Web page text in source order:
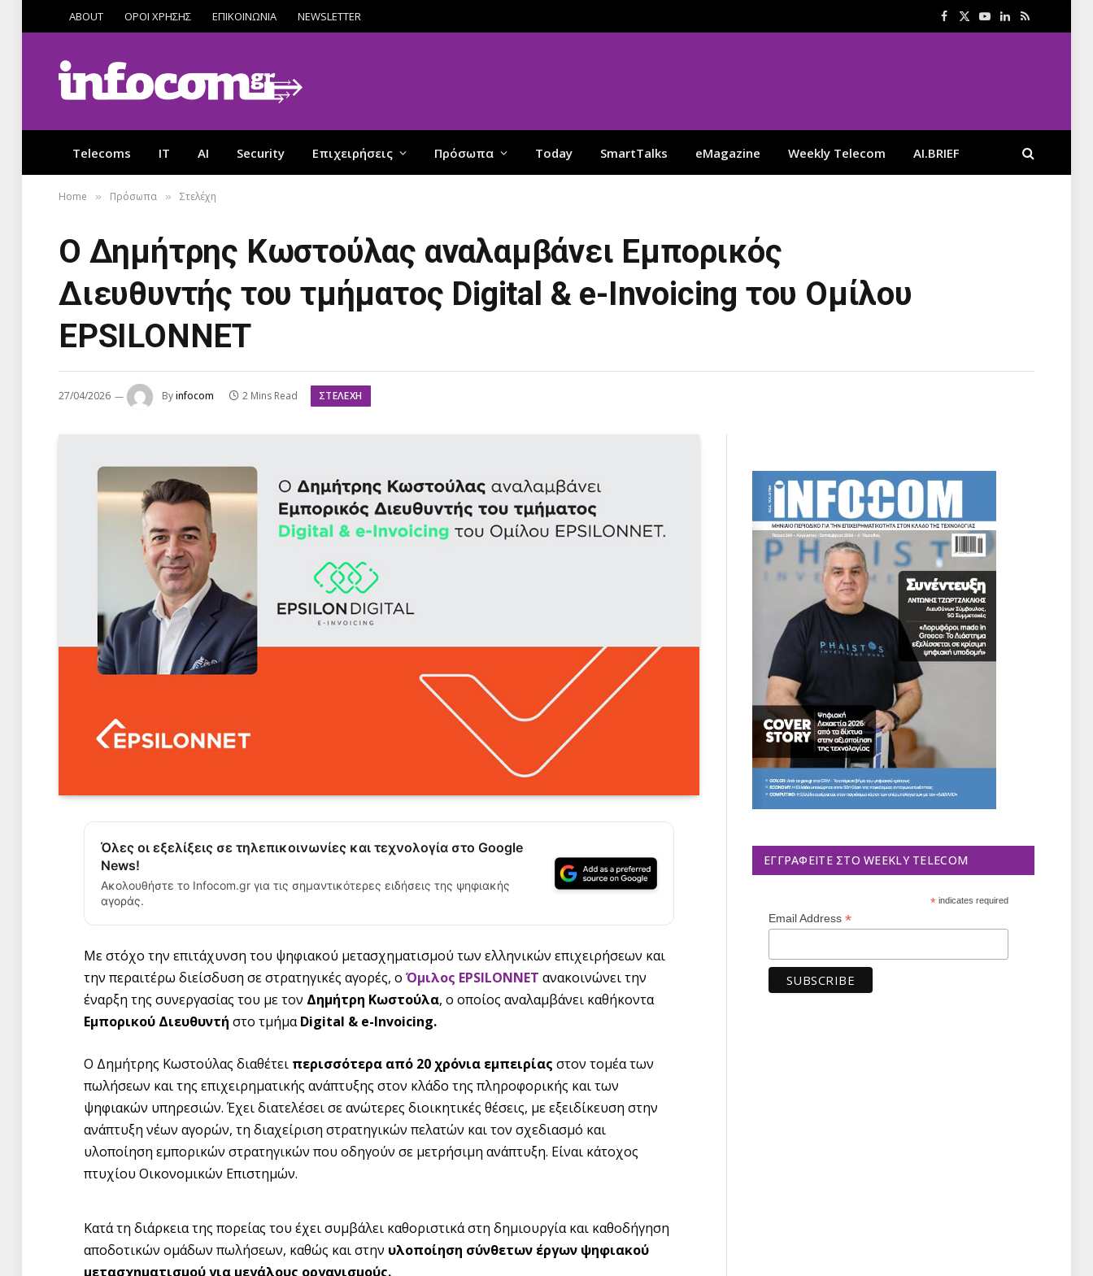
ABOUT ΟΡΟΙ ΧΡΗΣΗΣ ΕΠΙΚΟΙΝΩΝΙΑ NEWSLETTER Facebook
X
YouTube
LinkedIn
RSS
Telecoms IT AI Security Επιχειρήσεις Πρόσωπα Today SmartTalks eMagazine Weekly Telecom AI.BRIEF
Home » Πρόσωπα » Στελέχη
Ο Δημήτρης Κωστούλας αναλαμβάνει Εμπορικός
Διευθυντής του τμήματος Digital & e-Invoicing του Ομίλου
EPSILONNET
27/04/2026 Byinfocom 2 Mins Read ΣΤΕΛΈΧΗ
Όλες οι εξελίξεις σε τηλεπικοινωνίες και τεχνολογία στο Google
News!
Ακολουθήστε το Infocom.gr για τις σημαντικότερες ειδήσεις της ψηφιακής
αγοράς.
Με στόχο την επιτάχυνση του ψηφιακού μετασχηματισμού των ελληνικών επιχειρήσεων και
την περαιτέρω διείσδυση σε στρατηγικές αγορές, ο Όμιλος EPSILONNET ανακοινώνει την
έναρξη της συνεργασίας του με τον Δημήτρη Κωστούλα, ο οποίος αναλαμβάνει καθήκοντα
Εμπορικού Διευθυντή στο τμήμαDigital & e-Invoicing.
Ο Δημήτρης Κωστούλας διαθέτει περισσότερα από 20 χρόνια εμπειρίας στον τομέα των
πωλήσεων και της επιχειρηματικής ανάπτυξης στον κλάδο της πληροφορικής και των
ψηφιακών υπηρεσιών. Έχει διατελέσει σε ανώτερες διοικητικές θέσεις, με εξειδίκευση στην
ανάπτυξη νέων αγορών, τη διαχείριση στρατηγικών πελατών και τον σχεδιασμό και
υλοποίηση εμπορικών στρατηγικών που οδηγούν σε μετρήσιμη ανάπτυξη. Είναι κάτοχος
πτυχίου Οικονομικών Επιστημών.
Κατά τη διάρκεια της πορείας του έχει συμβάλει καθοριστικά στη δημιουργία και καθοδήγηση
αποδοτικών ομάδων πωλήσεων, καθώς και στην υλοποίηση σύνθετων έργων ψηφιακού
μετασχηματισμού για μεγάλους οργανισμούς.
ΕΓΓΡΑΦΕΊΤΕ ΣΤΟ WEEKLY TELECOM
*indicates required
Email Address *